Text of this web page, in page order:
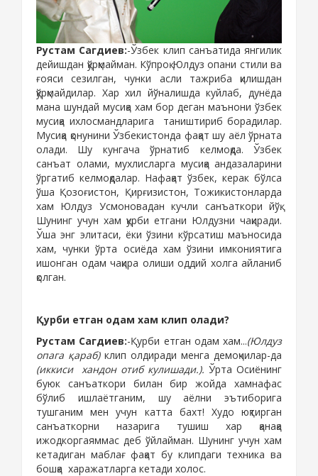
Рустам Сагдиев:-Ўзбек клип санъатида янгилик
дейишдан қўрқмайман. Кўпроқ Юлдуз опани стили ва
ғояси сезилган, чунки асли тажриба қилишдан
қўрқмайдилар. Хар хил йўналишда куйлаб, дунёда
мана шундай мусиқа хам бор деган маънони ўзбек
мусиқа ихлосмандларига
таништириб борадилар.
Мусиқа қонунини Ўзбекистонда фақат шу аёл ўрната
олади. Шу кунгача ўрнатиб келмоқда. Ўзбек
санъат олами, мухлисларга мусиқа андазаларини
ўргатиб келмоқдалар. Нафақат ўзбек, керак бўлса
ўша Қозоғистон, Қирғизистон, Тожикистонларда
хам Юлдуз Усмоновадан кучли санъаткори йўқ.
Шунинг учун хам қурби етгани Юлдузни чақиради.
Ўша энг элитаси, ёки ўзини кўрсатиш маъносида
хам, чунки ўрта осиёда хам ўзини имкониятига
ишонган одам чақира олиши оддий холга айланиб
қолган.
Қурби етган одам хам клип олади?
Рустам Сагдиев:-Қурби етган одам хам...(Юлдуз
опага қараб) клип олдиради менга демоқчилар-да
(иккиси
хандон отиб кулишади.). Ўрта Осиёнинг
буюк санъаткори билан бир жойда хамнафас
бўлиб ишлаётганим, шу аёлни эътиборига
тушганим мен учун катта бахт! Худо юқтирган
санъаткорни назарига тушиш хар қанақа
ижодкоргаяммас деб ўйлайман. Шунинг учун хам
кетадиган маблағ фақат бу клипдаги техника ва
бошқа харажатларга кетади холос.